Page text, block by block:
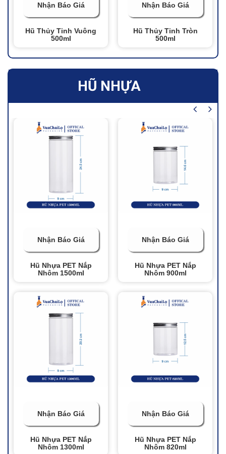
Nhận Báo Giá
Hũ Thủy Tinh Vuông
500ml
Nhận Báo Giá
Hũ Thủy Tinh Tròn
500ml
HŨ NHỰA
Nhận Báo Giá
Hũ Nhựa PET Nắp
Nhôm 1500ml
Nhận Báo Giá
Hũ Nhựa PET Nắp
Nhôm 1300ml
Nhận Báo Giá
Hũ Nhựa PET Nắp
Nhôm 900ml
Nhận Báo Giá
Hũ Nhựa PET Nắp
Nhôm 820ml